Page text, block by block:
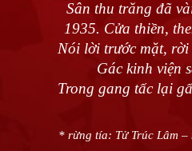
Sân thu trăng đã
1935. Cửa thiền,
Nói lời trước mặt, rời
Gác kinh viện
Trong gang tấc lại
* rừng tía: Tử Trúc Lâm